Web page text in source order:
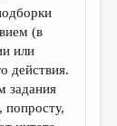
(в
или
действия.
задания
попросту,